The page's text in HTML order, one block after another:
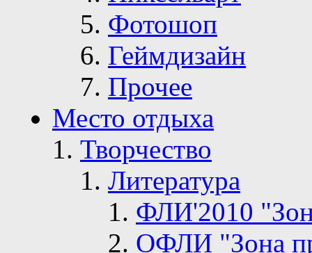
Фотошоп
Геймдизайн
Прочее
Место отдыха
Творчество
Литература
ФЛИ'2010
ОФЛИ "Зона